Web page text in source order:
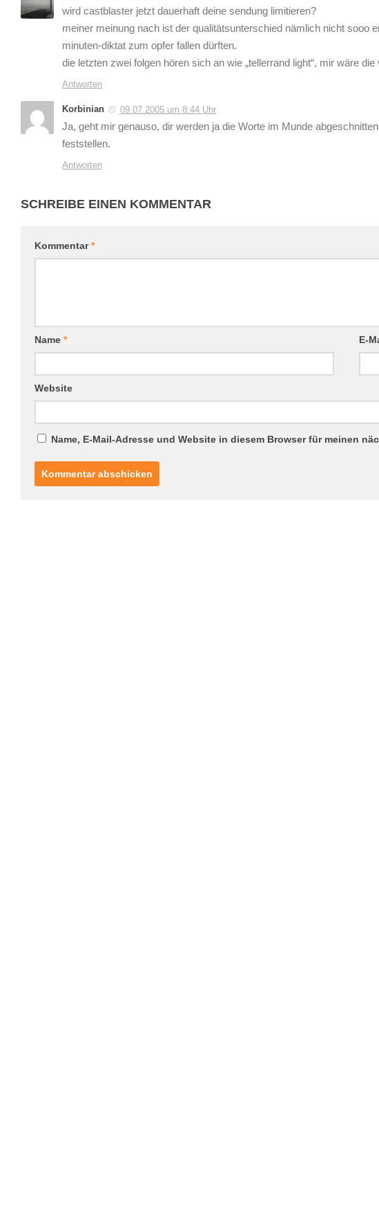
wird castblaster jetzt dauerhaft deine sendung limitieren?
meiner meinung nach ist der qualitätsunterschied nämlich nicht sooo
minuten-diktat zum opfer fallen dürften.
die letzten zwei folgen hören sich an wie „tellerrand light“, mir wäre
Antworten
Korbinian 09.07.2005 um 8:44 Uhr
Ja, geht mir genauso, dir werden ja die Worte im Munde
feststellen.
Antworten
SCHREIBE EINEN KOMMENTAR
Kommentar*
Name * E-
Website
Name, E-Mail-Adresse und Website in diesem Browser für meinen